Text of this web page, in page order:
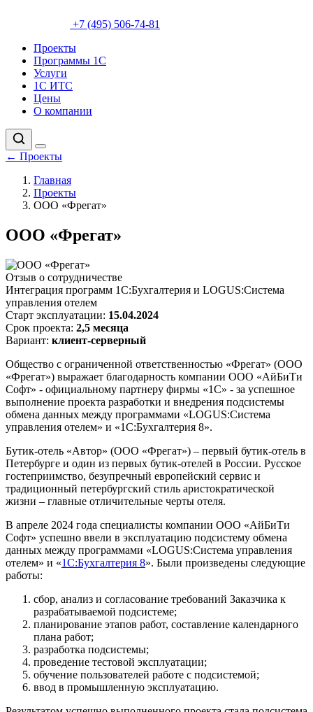
+7 (495) 506-74-81
Проекты
Программы 1С
Услуги
1С ИТС
Цены
О компании
← Проекты
Главная
Проекты
ООО «Фрегат»
ООО «Фрегат»
Отзыв о сотрудничестве
Интеграция программ 1С:Бухгалтерия и LOGUS:Система
управления отелем
Старт эксплуатации: 15.04.2024
Срок проекта: 2,5 месяца
Вариант: клиент-серверный
Общество с ограниченной ответственностью «Фрегат» (ООО
«Фрегат») выражает благодарность компании ООО «АйБиТи
Софт» - официальному партнеру фирмы «1С» - за успешное
выполнение проекта разработки и внедрения подсистемы
обмена данных между программами «LOGUS:Система
управления отелем» и «1С:Бухгалтерия 8».
Бутик-отель «Автор» (ООО «Фрегат») – первый бутик-отель в
Петербурге и один из первых бутик-отелей в России. Русское
гостеприимство, безупречный европейский сервис и
традиционный петербургский стиль аристократической
жизни – главные отличительные черты отеля.
В апреле 2024 года специалисты компании ООО «АйБиТи
Софт» успешно ввели в эксплуатацию подсистему обмена
данных между программами «LOGUS:Система управления
отелем» и «1С:Бухгалтерия 8». Были произведены следующие
работы:
сбор, анализ и согласование требований Заказчика к
разрабатываемой подсистеме;
планирование этапов работ, составление календарного
плана работ;
разработка подсистемы;
проведение тестовой эксплуатации;
обучение пользователей работе с подсистемой;
ввод в промышленную эксплуатацию.